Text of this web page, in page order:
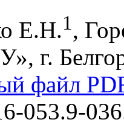
Е.Н.1,
г.
файл
053.9-